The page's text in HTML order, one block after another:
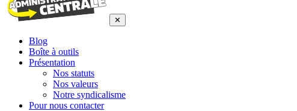
✕
Blog
Boîte à outils
Présentation
Nos statuts
Nos valeurs
Notre syndicalisme
Pour nous contacter